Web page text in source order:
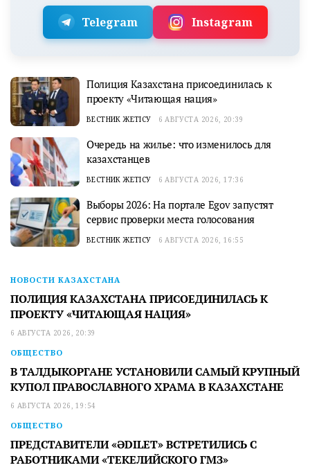
Telegram Instagram
Полиция Казахстана присоединилась к
проекту «Читающая нация»
ВЕСТНИК ЖЕТІСУ 6 АВГУСТА 2026, 20:39
Очередь на жилье: что изменилось для
казахстанцев
ВЕСТНИК ЖЕТІСУ 6 АВГУСТА 2026, 17:36
Выборы 2026: На портале Egov запустят
сервис проверки места голосования
ВЕСТНИК ЖЕТІСУ 6 АВГУСТА 2026, 16:55
НОВОСТИ КАЗАХСТАНА
ПОЛИЦИЯ КАЗАХСТАНА ПРИСОЕДИНИЛАСЬ К
ПРОЕКТУ «ЧИТАЮЩАЯ НАЦИЯ»
6 АВГУСТА 2026, 20:39
ОБЩЕСТВО
В ТАЛДЫКОРГАНЕ УСТАНОВИЛИ САМЫЙ КРУПНЫЙ
КУПОЛ ПРАВОСЛАВНОГО ХРАМА В КАЗАХСТАНЕ
6 АВГУСТА 2026, 19:54
ОБЩЕСТВО
ПРЕДСТАВИТЕЛИ «ӘDILET» ВСТРЕТИЛИСЬ С
РАБОТНИКАМИ «ТЕКЕЛИЙСКОГО ГМЗ»